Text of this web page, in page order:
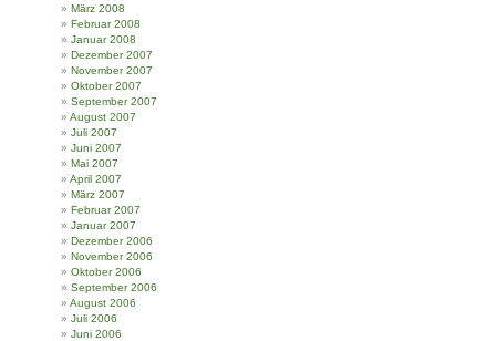
März 2008
Februar 2008
Januar 2008
Dezember 2007
November 2007
Oktober 2007
September 2007
August 2007
Juli 2007
Juni 2007
Mai 2007
April 2007
März 2007
Februar 2007
Januar 2007
Dezember 2006
November 2006
Oktober 2006
September 2006
August 2006
Juli 2006
Juni 2006